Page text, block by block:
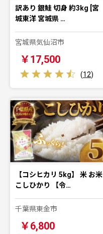
訳あり 銀鮭 切身 約3kg [宮
城東洋 宮城県 …
宮城県気仙沼市
￥17,500
(12)
【コシヒカリ 5kg】 米 お米
こしひかり 【令…
千葉県東金市
￥6,800